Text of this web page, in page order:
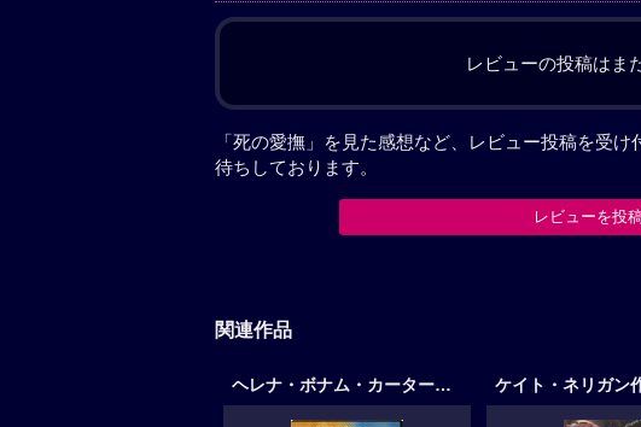
レビューの投稿はま
「死の愛撫」を見た感想など、レビュー投稿を受
待ちしております。
レビューを投
関連作品
ヘレナ・ボナム・カーター作品 ケイト・ネリガン